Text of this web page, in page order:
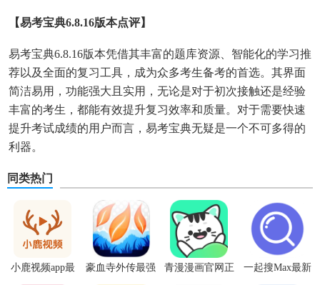
【易考宝典6.8.16版本点评】
易考宝典6.8.16版本凭借其丰富的题库资源、智能化的学习推
荐以及全面的复习工具，成为众多考生备考的首选。其界面
简洁易用，功能强大且实用，无论是对于初次接触还是经验
丰富的考生，都能有效提升复习效率和质量。对于需要快速
提升考试成绩的用户而言，易考宝典无疑是一个不可多得的
利器。
同类热门
小鹿视频app最
豪血寺外传最强
青漫漫画官网正
一起搜Max最新